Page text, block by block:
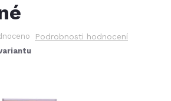
Podrobnosti hodnocení